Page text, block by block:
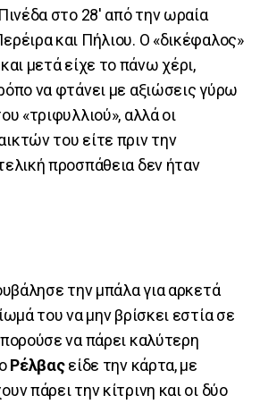
στο 28' από την ωραία
και Πήλιου. Ο «δικέφαλος»
μετά είχε το πάνω χέρι,
να φτάνει με αξιώσεις γύρω
«τριφυλλιού», αλλά οι
του είτε πριν την
προσπάθεια δεν ήταν
την μπάλα για αρκετά
του να μην βρίσκει εστία σε
να πάρει καλύτερη
Ρέλβαςείδε την κάρτα, με
πάρει την κίτρινη και οι δύο